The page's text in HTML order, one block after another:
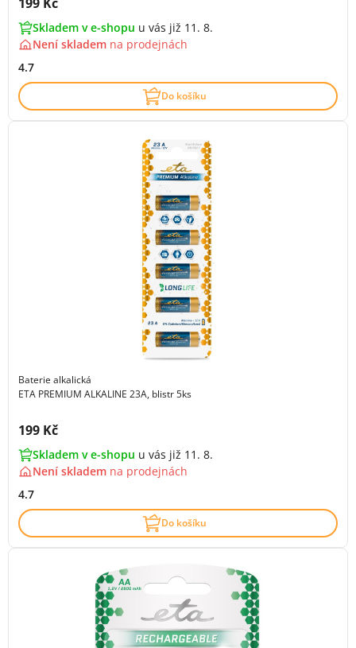
Skladem v e-shopu u vás již 11. 8.
Není skladem na prodejnách
4.7
Do košíku
Baterie alkalická
ETA PREMIUM ALKALINE 23A, blistr 5ks
Cena s DPH:
199 Kč
Skladem v e-shopu u vás již 11. 8.
Není skladem na prodejnách
4.7
Do košíku